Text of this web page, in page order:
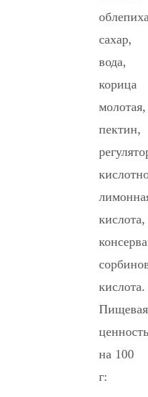
сахар,
вода,
корица
молотая,
пектин,
кислота,
кислота.
Пищевая
ценность
на 100
г: